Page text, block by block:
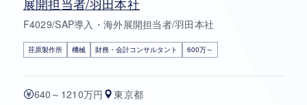
F4029/SAP導入・海外展開担当者/羽田本社
荏原製作所 機械 財務・会計コンサルタント 600万～
640～1210万円 東京都